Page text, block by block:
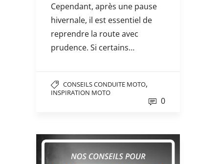
Cependant, après une pause
hivernale, il est essentiel de
reprendre la route avec
prudence. Si certains…
CONSEILS CONDUITE MOTO,
INSPIRATION MOTO
0